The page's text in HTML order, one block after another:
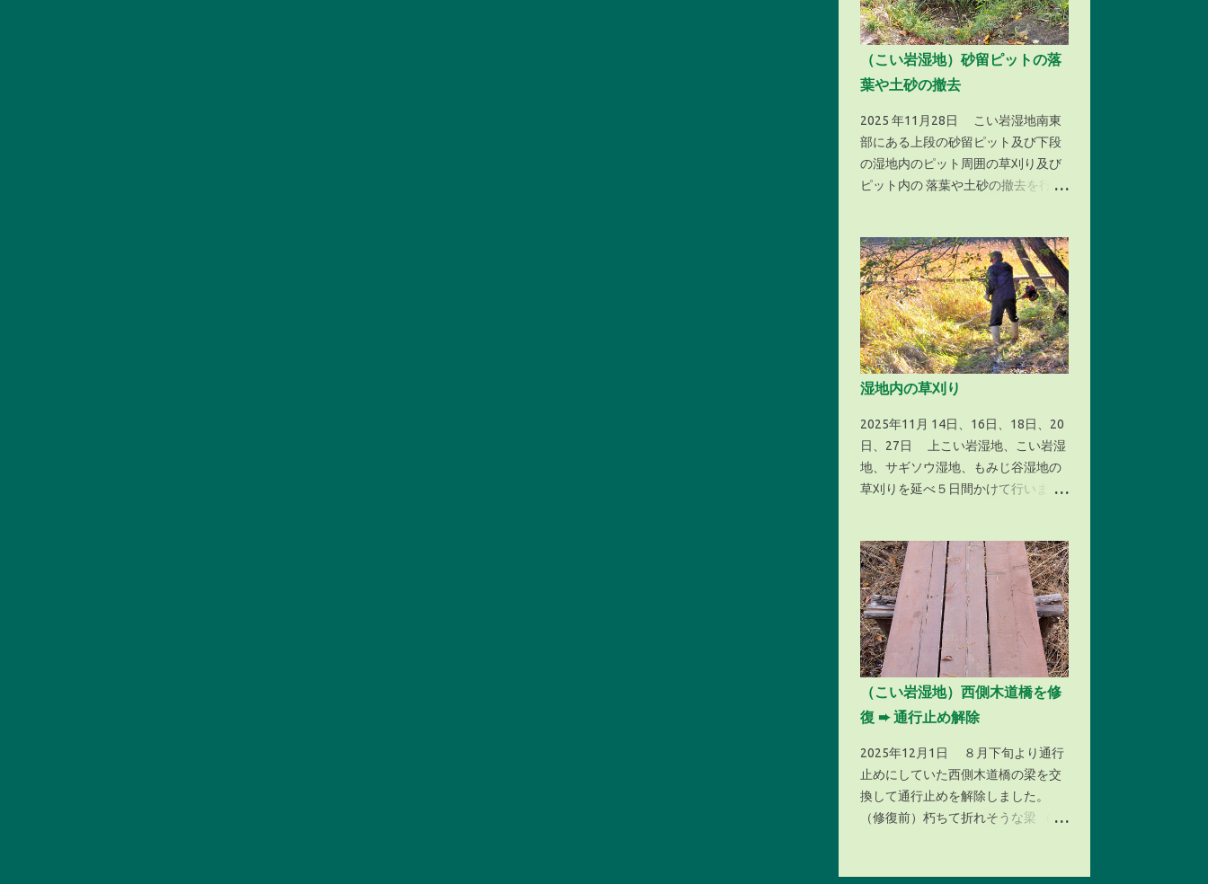
12月 2022 5
11月 2022 2
10月 2022
9月 2022 8
8月 2022 6
7月 2022 6
5月 2022 5
4月 2022 3
いない一角がありました。 このマツ
の倒木の処理と草刈り及び残りの
「サギソウ湿地 （面積約7㌃） 」・
「もみじ谷湿地 （面積約8㌃） 」の
ました。 １、こい岩湿地 （面積約15
㌃） の刈取った枯草の搬出作業の様
子 湿地の中で刈取った枯草を収集 収
集した枯草は湿地外へ搬出する こい
集積（場所２） ２、上こい岩湿地
（面積約３㌃） の刈取った枯草の搬
出作業の様子 湿地の中の刈取った枯
草を搬出 湿地の奥の方で倒れていた
マツの木 湿地の中から搬出した枯草
を集積
（こい岩湿地）砂留ピットの落
葉や土砂の撤去
2025 年11月28日 こい岩湿地南東
部にある上段の砂留ピット及び下段
の湿地内のピット周囲の草刈り及び
ピット内の 落葉や土砂の撤去を行い
った状態 周囲の草を刈り、落葉や土
砂を取り除いた状態 ２，下段の湿地
内ピット 本ピットでは2023年の土
砂の取り除き作業の際、アメリカザ
リニ（＝条件付き特定外来生物）や
ウシガエル（＝特定外来生物）を発
見し処分しましたが、今回の作業で
は両種とも確認出来ませんでした。
ピット周囲には草が生え、落葉や土
砂で埋まった状態 周囲の草を刈り、
落葉や土砂を取り除いた状態
湿地内の草刈り
2025年11月 14日、16日、18日、20
日、27日 上こい岩湿地、こい岩湿
地、サギソウ湿地、もみじ谷湿地の
草刈りを延べ５日間かけて行いまし
うえで全て湿地外へ搬出します。
１， 草刈りの様子 （こい岩湿地）草
刈り作業の様子 ① （こい岩湿地）
草刈り作業の様子 ② ２，刈った草
は、湿地内で１～2週間放置して少し
乾燥させたうえで全て湿地外へ搬出
し ます。 草刈り後の上こい岩湿地の
状態 草刈り後のこい岩湿地の状態 草
刈り後のサギソウ湿地の状態 草刈り
後のもみじ谷湿地の状態
（こい岩湿地）西側木道橋を修
復 ➨ 通行止め解除
2025年12月1日 ８月下旬より通行
止めにしていた西側木道橋の梁を交
換して通行止めを解除しました。
（修復前）朽ちて折れそうな梁 （修